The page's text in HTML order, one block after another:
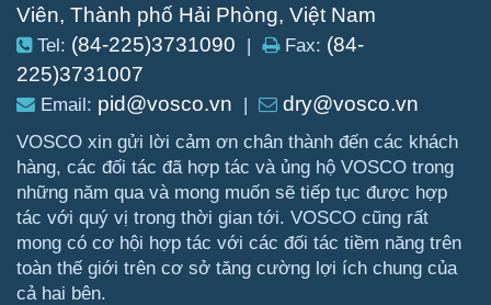
Viên, Thành phố Hải Phòng, Việt Nam
Tel: (84-225)3731090 | Fax: (84-
225)3731007
Email: pid@vosco.vn | dry@vosco.vn
VOSCO xin gửi lời cảm ơn chân thành đến các khách
hàng, các đối tác đã hợp tác và ủng hộ VOSCO trong
những năm qua và mong muốn sẽ tiếp tục được hợp
tác với quý vị trong thời gian tới. VOSCO cũng rất
mong có cơ hội hợp tác với các đối tác tiềm năng trên
toàn thế giới trên cơ sở tăng cường lợi ích chung của
cả hai bên.